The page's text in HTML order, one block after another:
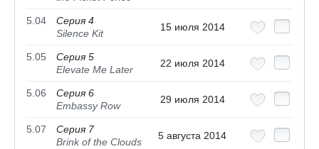
5.04
Серия 4
Silence Kit
15 июля 2014
5.05
Серия 5
Elevate Me Later
22 июля 2014
5.06
Серия 6
Embassy Row
29 июля 2014
5.07
Серия 7
Brink of the Clouds
5 августа 2014